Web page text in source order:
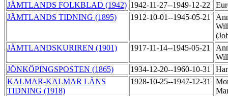
JÄMTLANDS FOLKBLAD (1942) 1942-11-27--1949-12-22
JÄMTLANDS TIDNING (1895)
1912-10-01--1945-05-21
JÄMTLANDSKURIREN (1901)
1917-11-14--1945-05-21
JÖNKÖPINGSPOSTEN (1865)
1934-12-20--1960-10-31
KALMAR-KALMAR LÄNS
TIDNING (1918)
1928-10-25--1947-12-31